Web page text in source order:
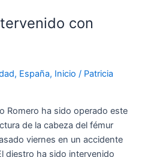
con
, España, Inicio / Patricia
Romero ha sido operado este
de la cabeza del fémur
viernes en un accidente
diestro ha sido intervenido